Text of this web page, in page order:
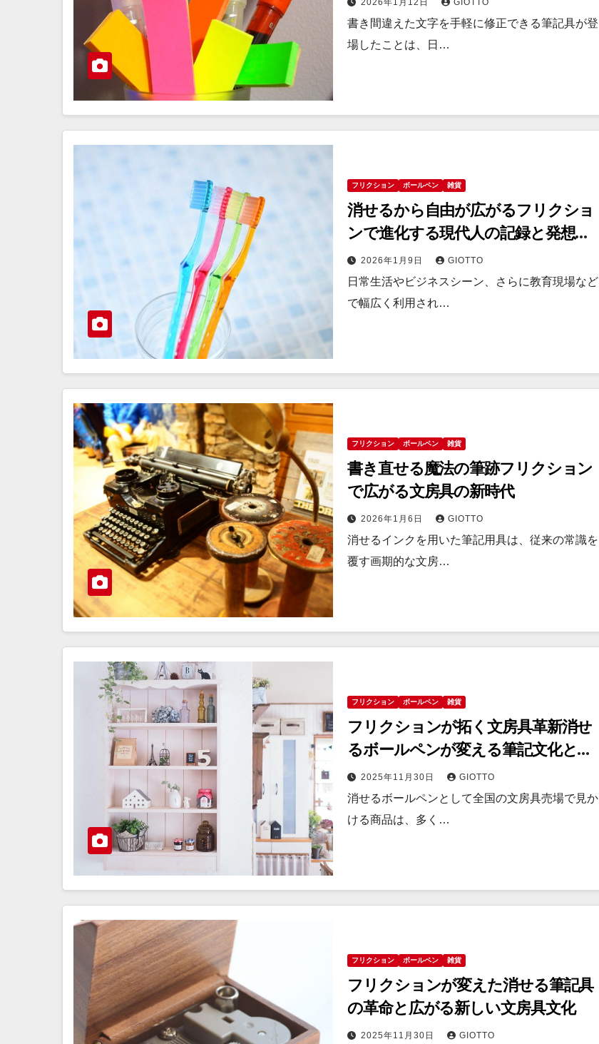
書き間違えた文字を手軽に修正できる筆記具が登
場したことは、日…
フリクション ボールペン 雑貨
消せるから自由が広がるフリクショ
ンで進化する現代人の記録と発想の
かたち
2026年1月9日 GIOTTO
日常生活やビジネスシーン、さらに教育現場など
で幅広く利用され…
フリクション ボールペン 雑貨
書き直せる魔法の筆跡フリクション
で広がる文房具の新時代
2026年1月6日 GIOTTO
消せるインクを用いた筆記用具は、従来の常識を
覆す画期的な文房…
フリクション ボールペン 雑貨
フリクションが拓く文房具革新消せ
るボールペンが変える筆記文化とユ
ーザー体験
2025年11月30日 GIOTTO
消せるボールペンとして全国の文房具売場で見か
ける商品は、多く…
フリクション ボールペン 雑貨
フリクションが変えた消せる筆記具
の革命と広がる新しい文房具文化
2025年11月30日 GIOTTO